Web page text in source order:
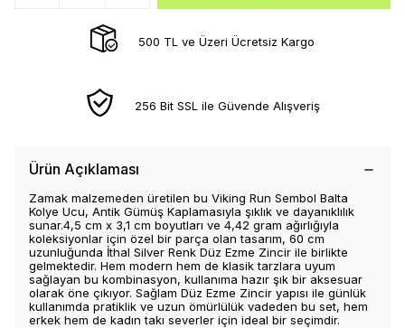
500 TL ve Üzeri Ücretsiz Kargo
256 Bit SSL ile Güvende Alışveriş
Ürün Açıklaması
Zamak malzemeden üretilen bu Viking Run Sembol Balta
Kolye Ucu, Antik Gümüş Kaplamasıyla şıklık ve dayanıklılık
sunar.4,5 cm x 3,1 cm boyutları ve 4,42 gram ağırlığıyla
koleksiyonlar için özel bir parça olan tasarım, 60 cm
uzunluğunda İthal Silver Renk Düz Ezme Zincir ile birlikte
gelmektedir. Hem modern hem de klasik tarzlara uyum
sağlayan bu kombinasyon, kullanıma hazır şık bir aksesuar
olarak öne çıkıyor. Sağlam Düz Ezme Zincir yapısı ile günlük
kullanımda pratiklik ve uzun ömürlülük vadeden bu set, hem
erkek hem de kadın takı severler için ideal bir seçimdir.